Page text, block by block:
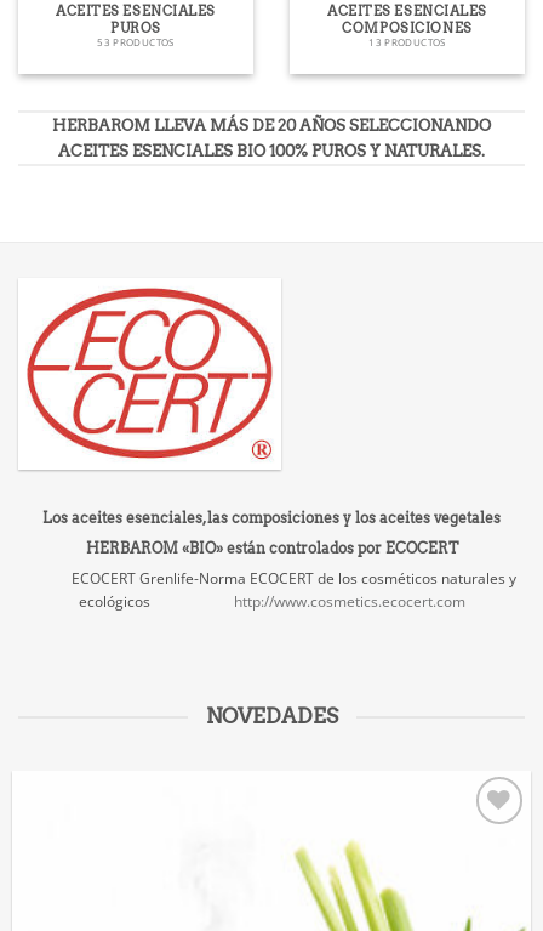
ACEITES ESENCIALES
PUROS
53 PRODUCTOS
ACEITES ESENCIALES
COMPOSICIONES
13 PRODUCTOS
HERBAROM LLEVA MÁS DE 20 AÑOS SELECCIONANDO
ACEITES ESENCIALES BIO 100% PUROS Y NATURALES.
Los aceites esenciales, las composiciones y los aceites vegetales
HERBAROM «BIO» están controlados por ECOCERT
ECOCERT Grenlife-Norma ECOCERT de los cosméticos naturales y
ecológicos http://www.cosmetics.ecocert.com
NOVEDADES